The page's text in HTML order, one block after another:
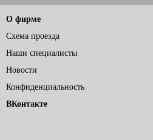
О фирме
Схема проезда
Наши специалисты
Новости
Конфиденциальность
ВКонтакте